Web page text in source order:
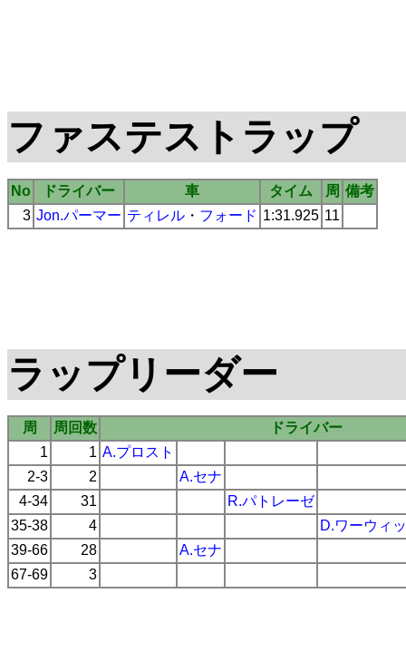
ファステストラップ
No ドライバー 車 タイム 周 備考
3 Jon.パーマー ティレル ・ フォード 1:31.925 11
ラップリーダー
周 周回数
ドライバー
1
1 A.プロスト
2-3
2
A.セナ
4-34
31
R.パトレーゼ
35-38
4
D.ワーウィ
39-66
28
A.セナ
67-69
3